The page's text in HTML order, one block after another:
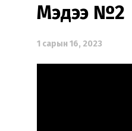
Мэдээ №2
1 сарын 16, 2023